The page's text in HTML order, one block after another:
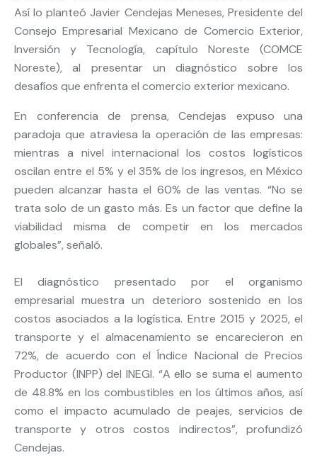
Así lo planteó Javier Cendejas Meneses, Presidente del
Consejo Empresarial Mexicano de Comercio Exterior,
Inversión y Tecnología, capítulo Noreste (COMCE
Noreste), al presentar un diagnóstico sobre los
desafíos que enfrenta el comercio exterior mexicano.
En conferencia de prensa, Cendejas expuso una
paradoja que atraviesa la operación de las empresas:
mientras a nivel internacional los costos logísticos
oscilan entre el 5% y el 35% de los ingresos, en México
pueden alcanzar hasta el 60% de las ventas. “No se
trata solo de un gasto más. Es un factor que define la
viabilidad misma de competir en los mercados
globales”, señaló.
El diagnóstico presentado por el organismo
empresarial muestra un deterioro sostenido en los
costos asociados a la logística. Entre 2015 y 2025, el
transporte y el almacenamiento se encarecieron en
72%, de acuerdo con el Índice Nacional de Precios
Productor (INPP) del INEGI. “A ello se suma el aumento
de 48.8% en los combustibles en los últimos años, así
como el impacto acumulado de peajes, servicios de
transporte y otros costos indirectos”, profundizó
Cendejas.